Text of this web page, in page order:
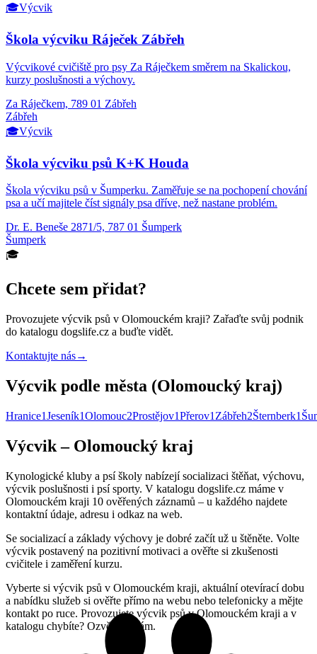
🎓Výcvik
Škola výcviku Ráječek Zábřeh
Výcvikové cvičiště pro psy Za Ráječkem směrem na Skalickou,
kurzy poslušnosti a výchovy.
Za Ráječkem, 789 01 Zábřeh
Zábřeh
🎓Výcvik
Škola výcviku psů K+K Houda
Škola výcviku psů v Šumperku. Zaměřuje se na pochopení chování
psa a učí majitele číst signály psa dříve, než nastane problém.
Dr. E. Beneše 2871/5, 787 01 Šumperk
Šumperk
🎓
Chcete sem přidat?
Provozujete výcvik psů v Olomouckém kraji? Zařaďte svůj podnik
do katalogu dogslife.cz a buďte vidět.
Kontaktujte nás→
Výcvik podle města (Olomoucký kraj)
Hranice1Jeseník1Olomouc2Prostějov1Přerov1 Zábřeh2Šternberk1
Výcvik – Olomoucký kraj
Kynologické kluby a psí školy nabízejí socializaci štěňat, výchovu,
výcvik poslušnosti i psí sporty. V katalogu dogslife.cz máme v
Olomouckém kraji 10 ověřených záznamů – u každého najdete
kontaktní údaje, adresu i odkaz na web.
Se socializací a základy výchovy je dobré začít už u štěněte. Volte
výcvik postavený na pozitivní motivaci a ověřte si zkušenosti
cvičitele i zaměření kurzu.
Vyberte si výcvik psů v Olomouckém kraji, aktuální otevírací dobu
a nabídku služeb si ověřte přímo na webu nebo telefonicky a mějte
kontakt po ruce. Provozujete výcvik psů v Olomouckém kraji a v
katalogu chybíte? Ozvěte se nám.